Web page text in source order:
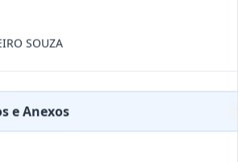
de pessoa jurídica para
de serviços de
SOUZA
e Anexos